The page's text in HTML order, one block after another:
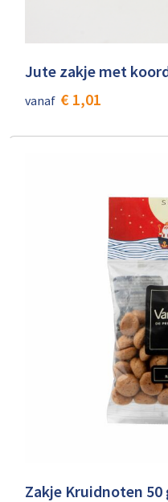
Jute zakje met
vanaf € 1,01
Zakje Kruidnoten 50